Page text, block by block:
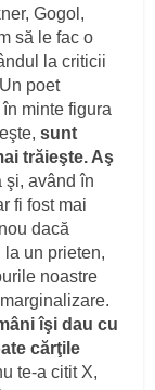
Gogol,
să le fac o
la criticii
poet
minte figura
sunt
trăieşte. Aş
şi, având în
fi fost mai
dacă
un prieten,
noastre
îşi dau cu
cărţile
te-a citit X,